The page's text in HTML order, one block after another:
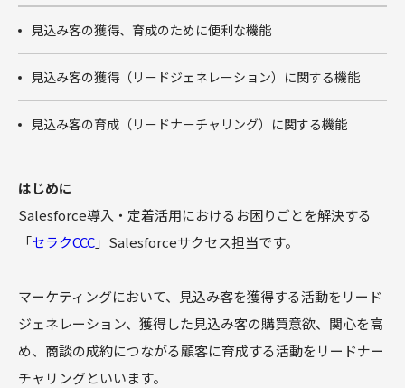
俯瞰図ワー
クショップ
商談フェー
クショップ
サクセスパ
見込み客の獲得、育成のために便利な機能
見込み客の獲得（リードジェネレーション）に関する機能
見込み客の育成（リードナーチャリング）に関する機能
はじめに
Salesforce導入・定着活用におけるお困りごとを解決する
「セラクCCC」Salesforceサクセス担当です。
マーケティングにおいて、見込み客を獲得する活動をリード
ジェネレーション、獲得した見込み客の購買意欲、関心を高
め、商談の成約につながる顧客に育成する活動をリードナー
チャリングといいます。